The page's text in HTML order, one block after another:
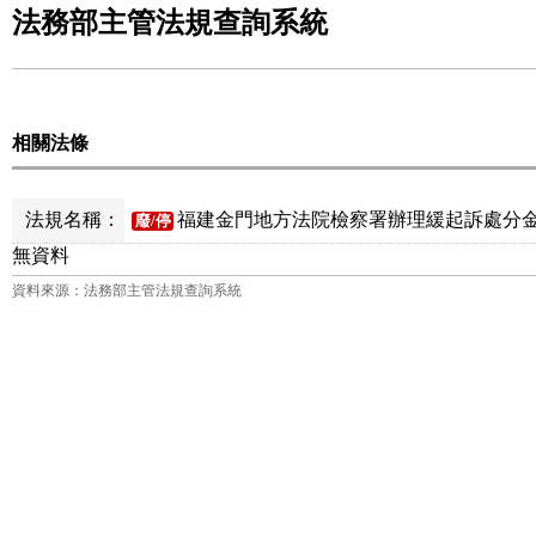
法務部主管法規查詢系統
相關法條
法規名稱： 廢/停 福建金門地方法院檢察署辦理緩起訴處分
無資料
資料來源：法務部主管法規查詢系統